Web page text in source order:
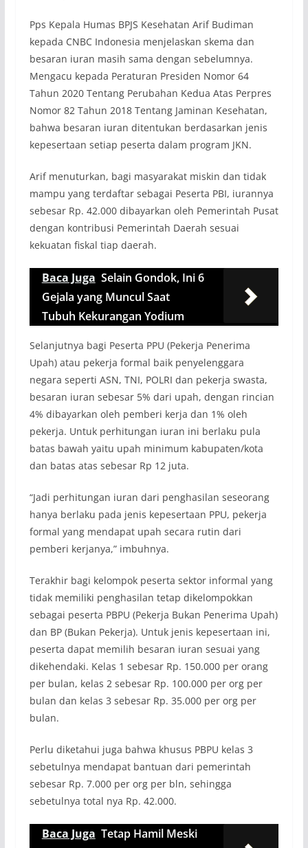
Pps Kepala Humas BPJS Kesehatan Arif Budiman
kepada CNBC Indonesia menjelaskan skema dan
besaran iuran masih sama dengan sebelumnya.
Mengacu kepada Peraturan Presiden Nomor 64
Tahun 2020 Tentang Perubahan Kedua Atas Perpres
Nomor 82 Tahun 2018 Tentang Jaminan Kesehatan,
bahwa besaran iuran ditentukan berdasarkan jenis
kepesertaan setiap peserta dalam program JKN.
Arif menuturkan, bagi masyarakat miskin dan tidak
mampu yang terdaftar sebagai Peserta PBI, iurannya
sebesar Rp. 42.000 dibayarkan oleh Pemerintah Pusat
dengan kontribusi Pemerintah Daerah sesuai
kekuatan fiskal tiap daerah.
Baca Juga Selain Gondok, Ini 6
Gejala yang Muncul Saat
Tubuh Kekurangan Yodium
Selanjutnya bagi Peserta PPU (Pekerja Penerima
Upah) atau pekerja formal baik penyelenggara
negara seperti ASN, TNI, POLRI dan pekerja swasta,
besaran iuran sebesar 5% dari upah, dengan rincian
4% dibayarkan oleh pemberi kerja dan 1% oleh
pekerja. Untuk perhitungan iuran ini berlaku pula
batas bawah yaitu upah minimum kabupaten/kota
dan batas atas sebesar Rp 12 juta.
“Jadi perhitungan iuran dari penghasilan seseorang
hanya berlaku pada jenis kepesertaan PPU, pekerja
formal yang mendapat upah secara rutin dari
pemberi kerjanya,” imbuhnya.
Terakhir bagi kelompok peserta sektor informal yang
tidak memiliki penghasilan tetap dikelompokkan
sebagai peserta PBPU (Pekerja Bukan Penerima Upah)
dan BP (Bukan Pekerja). Untuk jenis kepesertaan ini,
peserta dapat memilih besaran iuran sesuai yang
dikehendaki. Kelas 1 sebesar Rp. 150.000 per orang
per bulan, kelas 2 sebesar Rp. 100.000 per org per
bulan dan kelas 3 sebesar Rp. 35.000 per org per
bulan.
Perlu diketahui juga bahwa khusus PBPU kelas 3
sebetulnya mendapat bantuan dari pemerintah
sebesar Rp. 7.000 per org per bln, sehingga
sebetulnya total nya Rp. 42.000.
Baca Juga Tetap Hamil Meski